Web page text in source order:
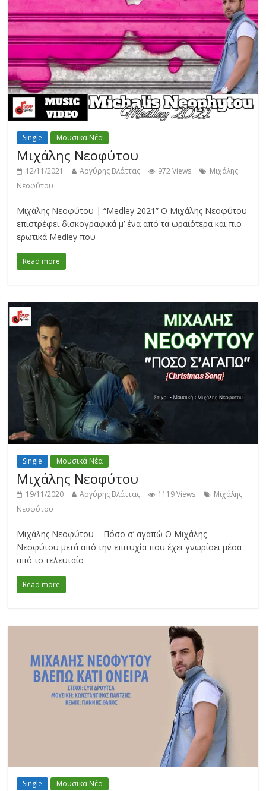
Single Μουσικά Νέα
Μιχάλης Νεοφύτου
12/11/2021 Αργύρης Βλάττας 972 Views
Μιχάλης
Νεοφύτου
Μιχάλης Νεοφύτου | “Medley 2021” Ο Μιχάλης Νεοφύτου
επιστρέφει δισκογραφικά μ’ ένα από τα ωραιότερα και πιο
ερωτικά Medley που
Read more
Single Μουσικά Νέα
Μιχάλης Νεοφύτου
19/11/2020 Αργύρης Βλάττας 1119 Views
Μιχάλης
Νεοφύτου
Μιχάλης Νεοφύτου – Πόσο σ’ αγαπώ Ο Μιχάλης
Νεοφύτου μετά από την επιτυχία που έχει γνωρίσει μέσα
από το τελευταίο
Read more
Single Μουσικά Νέα